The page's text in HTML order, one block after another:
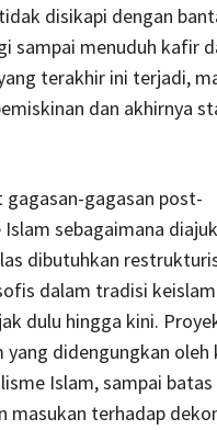
disikapi dengan
sampai menuduh kafir
terakhir ini terjadi,
dan akhirnya
gagasan-gagasan post-
sebagaimana
dibutuhkan
dalam tradisi
dulu hingga kini.
yang didengungkan oleh
Islam, sampai
masukan terhadap